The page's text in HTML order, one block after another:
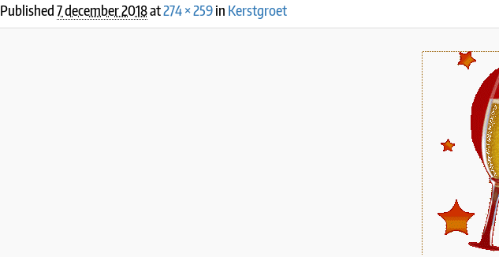
Published7 december 2018at274 × 259in Kerstgroet